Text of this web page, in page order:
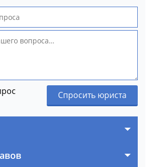
Спросить юриста